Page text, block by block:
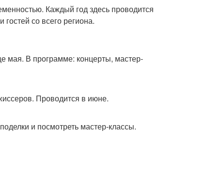
Каждый год здесь проводится
со всего региона.
мая. В программе: концерты, мастер-
Проводится в июне.
и посмотреть мастер-классы.